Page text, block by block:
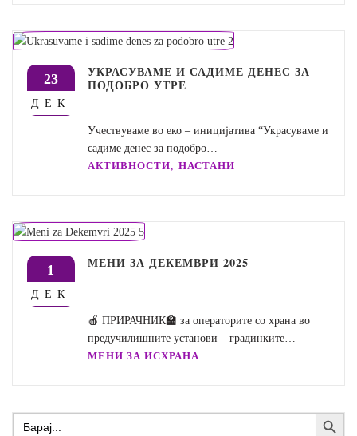
23
ДЕК
УКРАСУВАМЕ И САДИМЕ ДЕНЕС ЗА
ПОДОБРО УТРЕ
Учествуваме во еко – иницијатива “Украсуваме и
садиме денес за подобро…
АКТИВНОСТИ ,НАСТАНИ
1
ДЕК
МЕНИ ЗА ДЕКЕМВРИ 2025
🍎 ПРИРАЧНИК🏫 за операторите со храна во
предучилишните установи – градинките…
МЕНИ ЗА ИСХРАНА
Search
for:
Search Button